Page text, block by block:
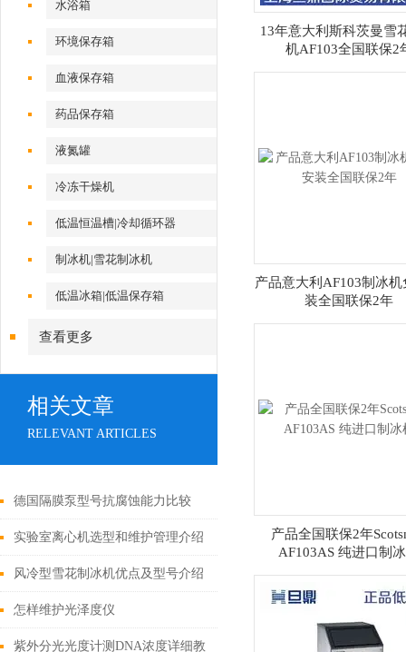
水浴箱
环境保存箱
血液保存箱
药品保存箱
液氮罐
冷冻干燥机
低温恒温槽|冷却循环器
制冰机|雪花制冰机
低温冰箱|低温保存箱
查看更多
相关文章
RELEVANT ARTICLES
德国隔膜泵型号抗腐蚀能力比较
实验室离心机选型和维护管理介绍
风冷型雪花制冰机优点及型号介绍
（斯科茨曼、万利多、三洋）
怎样维护光泽度仪
紫外分光光度计测DNA浓度详细教
13年意大利斯科茨曼雪
机AF103全国联保2
产品意大利AF103制冰机
装全国联保2年
产品全国联保2年
AF103AS 纯进口制